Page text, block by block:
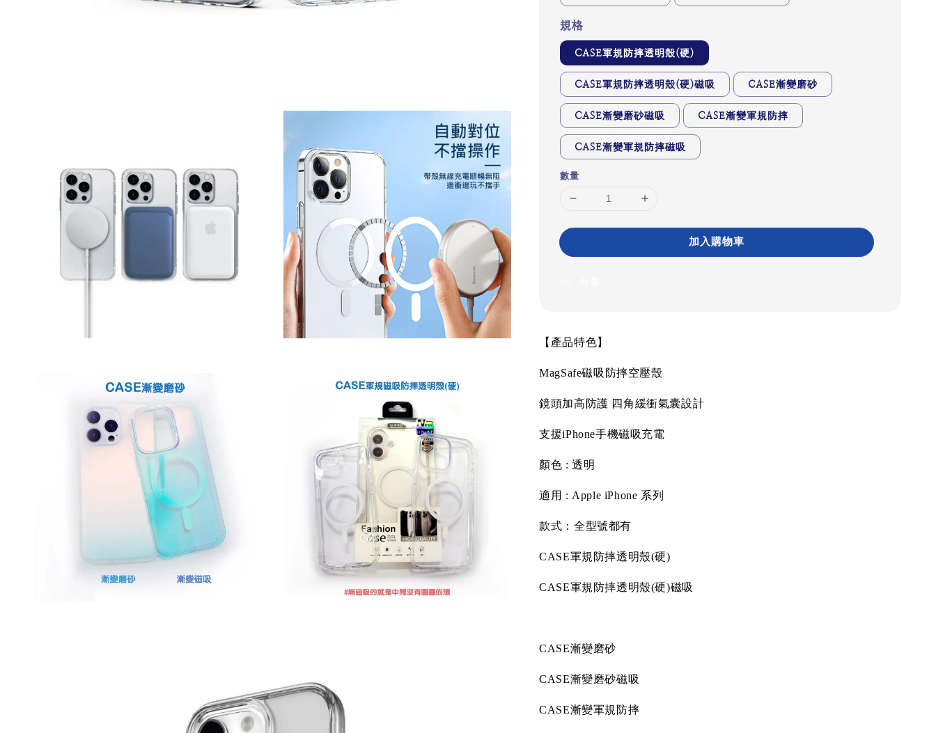
規格
CASE軍規防摔透明殼(硬)
CASE軍規防摔透明殼(硬)磁吸 CASE漸變磨砂
CASE漸變磨砂磁吸 CASE漸變軍規防摔
CASE漸變軍規防摔磁吸
數量
加入購物車
【產品特色】
MagSafe磁吸防摔空壓殼
鏡頭加高防護 四角緩衝氣囊設計
支援iPhone手機磁吸充電
顏色 :透明
適用 : Apple iPhone 系列
款式：全型號都有
CASE軍規防摔透明殼(硬)
CASE軍規防摔透明殼(硬)磁吸
CASE漸變磨砂
CASE漸變磨砂磁吸
CASE漸變軍規防摔